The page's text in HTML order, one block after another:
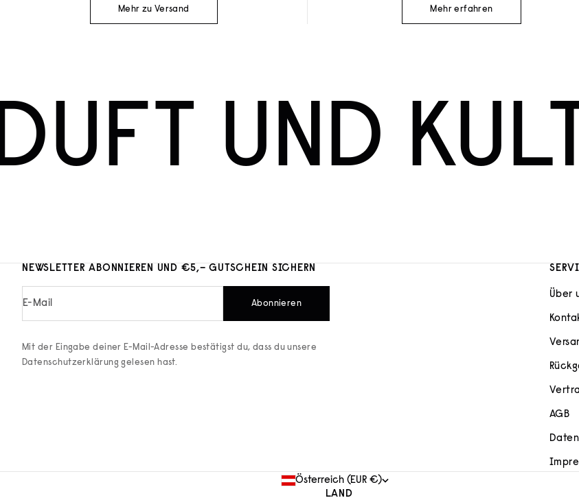
Mehr zu Versand Mehr erfahren
UND
NEWSLETTER ABONNIEREN UND €5,– GUTSCHEIN SICHERN
E-Mail Abonnieren
Mit der Eingabe deiner E-Mail-Adresse bestätigst du, dass du unsere
Datenschutzerklärung gelesen hast.
Über
AGB
Österreich (EUR €)
LAND